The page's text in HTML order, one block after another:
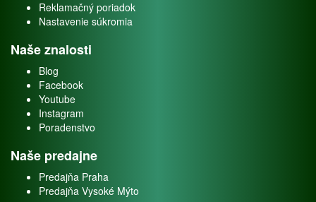
Reklamačný poriadok
Nastavenie súkromia
Naše znalosti
Blog
Facebook
Youtube
Instagram
Poradenstvo
Naše predajne
Predajňa Praha
Predajňa Vysoké Mýto